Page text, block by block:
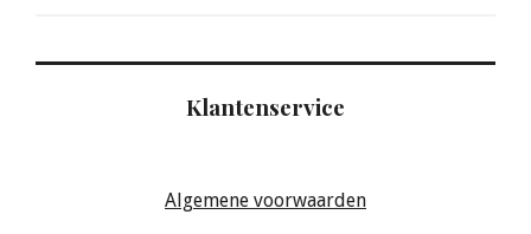
Klantenservice
Algemene voorwaarden